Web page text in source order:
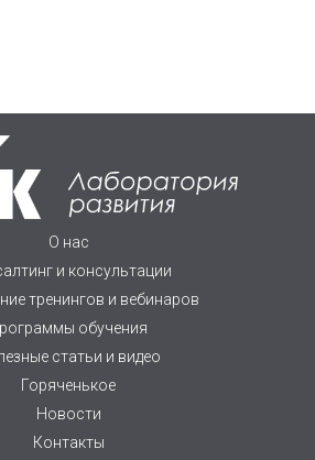
О нас
и консультации
тренингов и вебинаров
обучения
статьи и видео
Горяченькое
Новости
Контакты